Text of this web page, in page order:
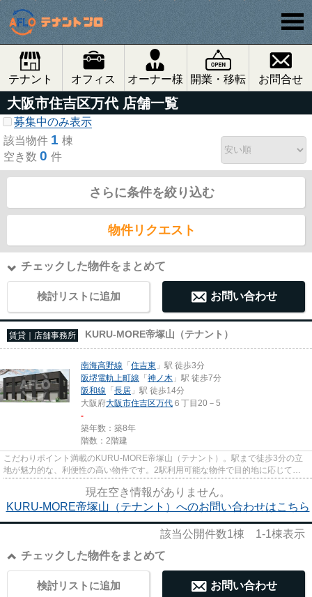
テナント オフィス オーナー様 開業・移転 お問合せ
大阪市住吉区万代 店舗一覧
募集中のみ表示
該当物件 1 棟
空き数 0 件
さらに条件を絞り込む
物件リクエスト
チェックした物件をまとめて
検討リストに追加 お問い合わせ
賃貸｜店舗事務所 KURU-MORE帝塚山（テナント）
南海高野線 「住吉東 」駅 徒歩3分
阪堺電軌上町線 「神ノ木 」駅 徒歩7分
阪和線 「長居 」駅 徒歩14分
大阪府大阪市住吉区万代 ６丁目20－5
-
築年数：築8年
階数：2階建
こだわりポイント満載のKURU-MORE帝塚山（テナント）。駅まで徒歩3分の立
地が魅力的な、利便性の高い物件です。2駅利用可能な物件で目的地に応じて路
線を選ぶことができます。こちらの...
現在空き情報がありません。
KURU-MORE帝塚山（テナント）へのお問い合わせはこちら
該当公開件数1棟 1-1棟表示
チェックした物件をまとめて
お問い合わせ
検討リストに追加